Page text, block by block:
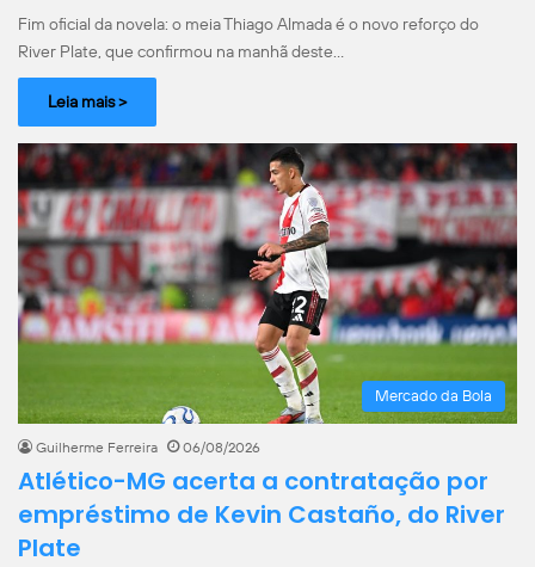
Fim oficial da novela: o meia Thiago Almada é o novo reforço do
River Plate, que confirmou na manhã deste…
Leia mais >
Mercado da Bola
Guilherme Ferreira 06/08/2026
Atlético-MG acerta a contratação por
empréstimo de Kevin Castaño, do River
Plate